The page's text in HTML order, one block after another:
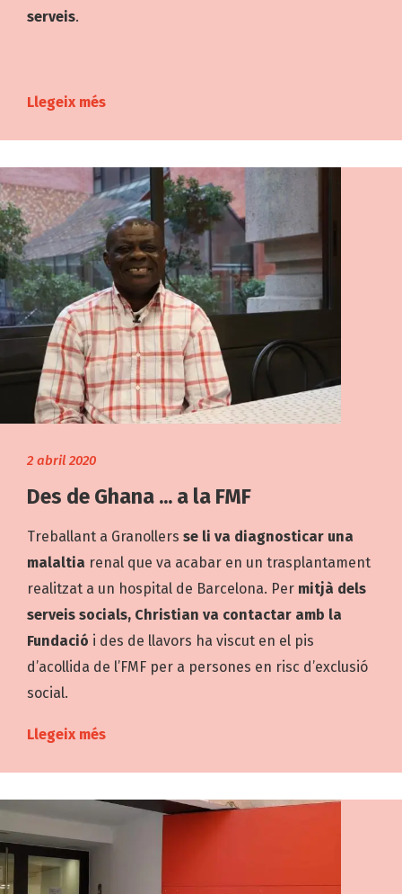
serveis.
Llegeix més
2 abril 2020
Des de Ghana ... a la FMF
Treballant a Granollers se li va diagnosticar una
malaltia renal que va acabar en un trasplantament
realitzat a un hospital de Barcelona. Per mitjà dels
serveis socials, Christian va contactar amb la
Fundació i des de llavors ha viscut en el pis
d’acollida de l’FMF per a persones en risc d’exclusió
social.
Llegeix més